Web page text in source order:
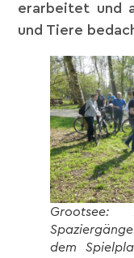
erarbeitet und
und Tiere
Grootsee:
dem